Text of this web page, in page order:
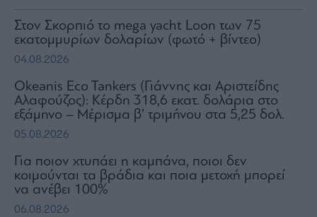
Στον Σκορπιό το mega yacht Loon των 75
εκατομμυρίων δολαρίων (φωτό + βίντεο)
04.08.2026
Okeanis Eco Tankers (Γιάννης και Αριστείδης
Αλαφούζος): Κέρδη 318,6 εκατ. δολάρια στο
εξάμηνο – Μέρισμα β’ τριμήνου στα 5,25 δολ.
05.08.2026
Για ποιον χτυπάει η καμπάνα, ποιοι δεν
κοιμούνται τα βράδια και ποια μετοχή μπορεί
να ανέβει 100%
06.08.2026